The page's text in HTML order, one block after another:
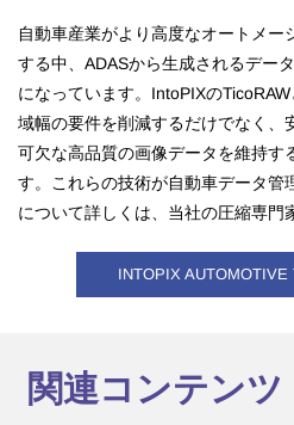
自動車産業がより高度なオートメー
する中、ADASから生成されるデー
になっています。IntoPIXの
域幅の要件を削減するだけでなく、
可欠な高品質の画像データを維持す
す。これらの技術が自動車データ管
について詳しくは、当社の圧縮専門
INTOPIX AUTOMOTIVE
関連コンテンツ